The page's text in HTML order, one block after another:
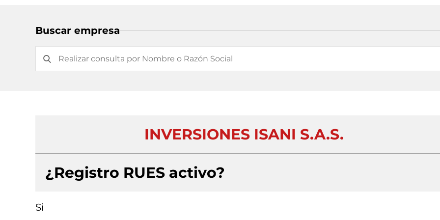
Buscar empresa
INVERSIONES ISANI S.A.S.
¿Registro RUES activo?
Si